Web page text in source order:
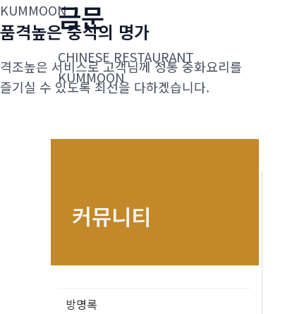
콘
텐
로
건
금문
CHINESE RESTAURANT
KUMMOON
KUMMOON
품격높은 중식의 명가
격조높은 서비스로 고객님께 정통 중화요리를
즐기실 수 있도록 최선을 다하겠습니다.
커뮤니티
방명록